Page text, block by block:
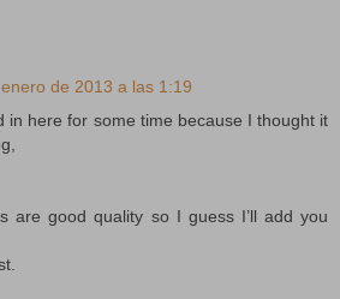
de 2013 a las 1:19
in here for some time because I thought it
are good quality so I guess I’ll add you